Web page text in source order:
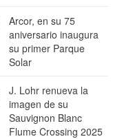
Arcor, en su 75
aniversario inaugura
su primer Parque
Solar
J. Lohr renueva la
imagen de su
Sauvignon Blanc
Flume Crossing 2025